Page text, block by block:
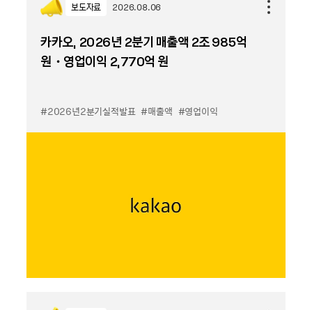
보도자료 2026.08.06
카카오, 2026년 2분기 매출액 2조 985억
원・영업이익 2,770억 원
#2026년2분기실적발표 #매출액 #영업이익